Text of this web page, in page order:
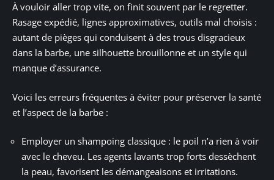
À vouloir aller trop vite, on finit souvent par le regretter.
Rasage expédié, lignes approximatives, outils mal choisis :
autant de pièges qui conduisent à des trous disgracieux
dans la barbe, une silhouette brouillonne et un style qui
manque d’assurance.
Voici les erreurs fréquentes à éviter pour préserver la santé
et l’aspect de la barbe :
Employer un shampoing classique : le poil n’a rien à voir
avec le cheveu. Les agents lavants trop forts dessèchent
la peau, favorisent les démangeaisons et irritations.